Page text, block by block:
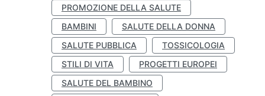
PROMOZIONE DELLA SALUTE
BAMBINI
SALUTE DELLA DONNA
SALUTE PUBBLICA
TOSSICOLOGIA
STILI DI VITA
PROGETTI EUROPEI
SALUTE DEL BAMBINO